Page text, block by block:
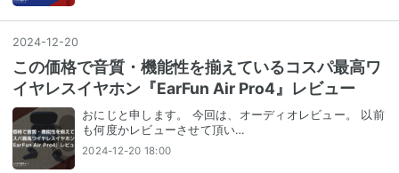
2024-12-20
この価格で音質・機能性を揃えているコスパ最高ワ
イヤレスイヤホン『EarFun Air Pro4』レビュー
おにじと申します。 今回は、オーディオレビュー。 以前
も何度かレビューさせて頂い…
2024-12-20 18:00